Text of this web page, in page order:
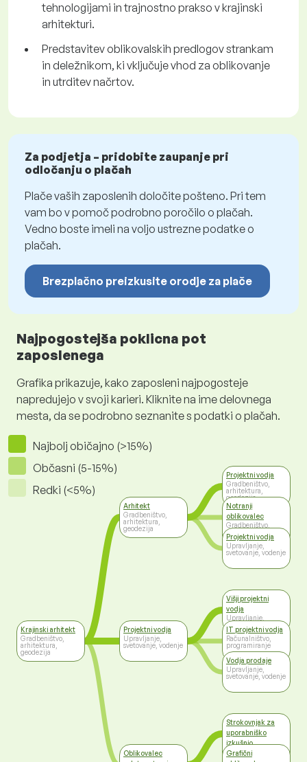
tehnologijami in trajnostno prakso v krajinski
arhitekturi.
Predstavitev oblikovalskih predlogov strankam
in deležnikom, ki vključuje vhod za oblikovanje
in utrditev načrtov.
Za podjetja – pridobite zaupanje pri
odločanju o plačah
Plače vaših zaposlenih določite pošteno. Pri tem
vam bo v pomoč podrobno poročilo o plačah.
Vedno boste imeli na voljo ustrezne podatke o
plačah.
Brezplačno preizkusite orodje za plače
Najpogostejša poklicna pot
zaposlenega
Grafika prikazuje, kako zaposleni najpogosteje
napredujejo v svoji karieri. Kliknite na ime delovnega
mesta, da se podrobno seznanite s podatki o plačah.
Najbolj običajno (>15%)
Občasni (5-15%)
Redki (<5%)
Krajinski arhitekt
Gradbeništvo,
arhitektura,
geodezija
Arhitekt
Gradbeništvo,
arhitektura,
geodezija
Projektni vodja
Upravljanje,
svetovanje, vodenje
Oblikovalec
Projektni vodja
Gradbeništvo,
arhitektura,
geodezija
Notranji
oblikovalec
Gradbeništvo,
arhitektura,
geodezija
Projektni vodja
Upravljanje,
svetovanje, vodenje
Višji projektni
vodja
Upravljanje,
svetovanje, vodenje
IT projektni vodja
Računalništvo,
programiranje
Vodja prodaje
Upravljanje,
svetovanje, vodenje
Strokovnjak za
uporabniško
izkušnjo
Računalništvo,
programiranje
Grafični